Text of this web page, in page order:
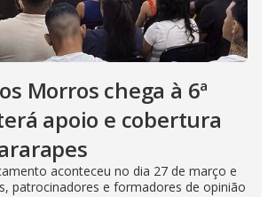
Morros chega à 6ª
apoio e cobertura
aconteceu no dia 27 de março e
patrocinadores e formadores de opinião